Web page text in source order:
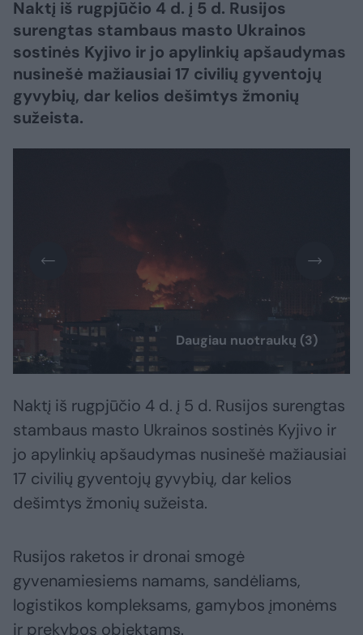
Naktį iš rugpjūčio 4 d. į 5 d. Rusijos
surengtas stambaus masto Ukrainos
sostinės Kyjivo ir jo apylinkių apšaudymas
nusinešė mažiausiai 17 civilių gyventojų
gyvybių, dar kelios dešimtys žmonių
sužeista.
Daugiau nuotraukų (3)
Naktį iš rugpjūčio 4 d. į 5 d. Rusijos surengtas
stambaus masto Ukrainos sostinės Kyjivo ir
jo apylinkių apšaudymas nusinešė mažiausiai
17 civilių gyventojų gyvybių, dar kelios
dešimtys žmonių sužeista.
Rusijos raketos ir dronai smogė
gyvenamiesiems namams, sandėliams,
logistikos kompleksams, gamybos įmonėms
ir prekybos objektams.